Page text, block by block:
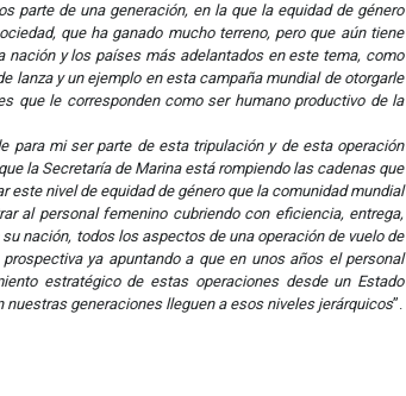
parte de una generación, en la que la equidad de género
que ha ganado mucho terreno, pero que aún tiene
nación y los países más adelantados en este tema, como
lanza y un ejemplo en esta campaña mundial de otorgarle
que le corresponden como ser humano productivo de la
para mi ser parte de esta tripulación y de esta operación
la Secretaría de Marina está rompiendo las cadenas que
este nivel de equidad de género que la comunidad mundial
al personal femenino cubriendo con eficiencia, entrega,
nación, todos los aspectos de una operación de vuelo de
ya apuntando a que en unos años el personal
estratégico de estas operaciones desde un Estado
nuestras generaciones lleguen a esos niveles jerárquicos”.